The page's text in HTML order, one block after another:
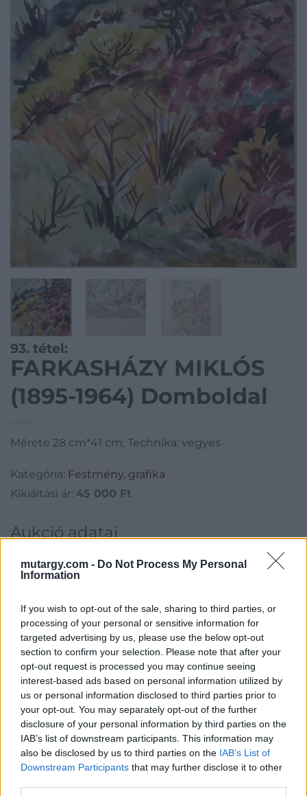
mutargy.com - Do Not Process My Personal
Information
If you wish to opt-out of the sale, sharing to third parties, or
processing of your personal or sensitive information for
targeted advertising by us, please use the below opt-out
section to confirm your selection. Please note that after your
opt-out request is processed you may continue seeing
interest-based ads based on personal information utilized by
us or personal information disclosed to third parties prior to
your opt-out. You may separately opt-out of the further
disclosure of your personal information by third parties on the
IAB’s list of downstream participants. This information may
also be disclosed by us to third parties on the IAB’s List of
Downstream Participants that may further disclose it to other
93. tétel:
FARKASHÁZY MIKLÓS
(1895-1964) Domboldal
Mérete 28 cm*41 cm, Technika: vegyes
Kategória: Festmény, grafika
Kikiáltási ár: 45 000 Ft
Aukció adatai
II. Online Aukció 2019.04.29. - 05.12. Festmény,
grafika, műtárgy
Aukció ideje: 20:00
Aukció helye: https://www.amordelarte.hu/aukciok/
Tételszám: 93
Eladó adatai
Eladó:Amor Del Arte Galéria-
Aukciósház
Cím: Ráduly Zoltán
Amor Del Arte Kft.